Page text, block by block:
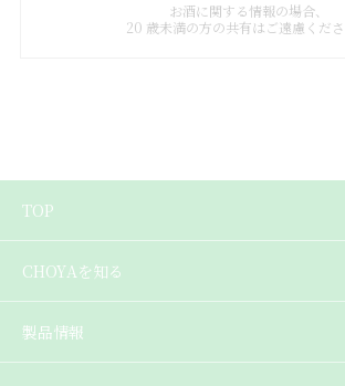
お酒に関する情報の場合、
20 歳未満の方の共有はご遠慮くださ
TOP
CHOYAを知る
製品情報